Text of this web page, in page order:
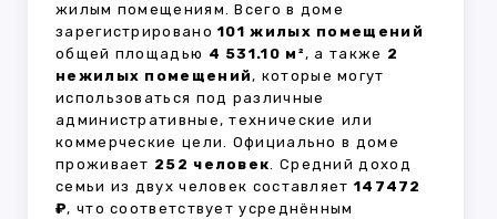
жилым помещениям. Всего в доме
зарегистрировано101 жилых помещений
общей площадью 4 531.10 м², а также 2
нежилых помещений, которые могут
использоваться под различные
административные, технические или
коммерческие цели. Официально в доме
проживает 252 человек. Средний доход
семьи из двух человек составляет 147472
₽, что соответствует усреднённым